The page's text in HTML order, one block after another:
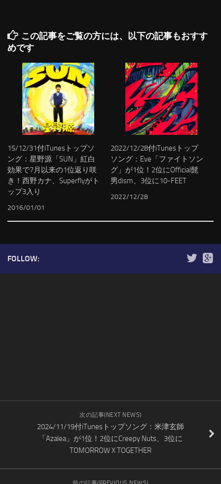
この記事をご覧の方には、以下の記事もおすす
めです
15/12/31付iTunesトップソ
ング：星野源「SUN」紅白
効果で7月以来の1位返り咲
き！西野カナ、Superflyがト
ップ3入り
2016/01/01
2022/12/28付iTunesトップ
ソング：Eve「ファイトソン
グ」が1位！2位にOfficial髭
男dism、3位に10-FEET
2022/12/28
FOLLOW:
次の記事(NEXT NEWS)
2024/11/19付iTunesトップソング：米津玄師
「Azalea」が1位！2位にCreepy Nuts、3位に
TOMORROW X TOGETHER